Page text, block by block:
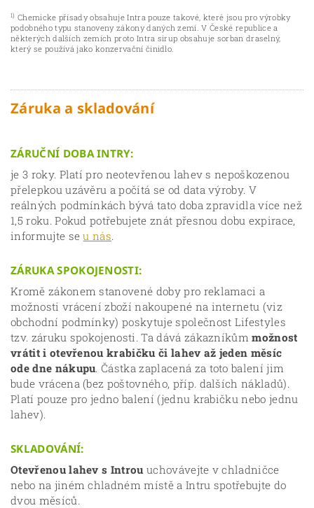
1) Chemicke přísady obsahuje Intra pouze takové, které jsou pro výrobky
podobného typu stanoveny zákony daných zemí. V České republice a
některých dalších zemích proto Intra sirup obsahuje sorban draselný,
který se používá jako konzervační činidlo.
Záruka a skladování
ZÁRUČNÍ DOBA INTRY:
je 3 roky. Platí pro neotevřenou lahev s nepoškozenou
přelepkou uzávěru a počítá se od data výroby. V
reálných podmínkách bývá tato doba zpravidla více než
1,5 roku. Pokud potřebujete znát přesnou dobu expirace,
informujte seu nás.
ZÁRUKA SPOKOJENOSTI:
Kromě zákonem stanovené doby pro reklamaci a
možnosti vrácení zboží nakoupené na internetu (viz
obchodní podmínky) poskytuje společnost Lifestyles
tzv. záruku spokojenosti. Ta dává zákazníkůmmožnost
vrátit i otevřenou krabičku či lahev až jeden měsíc
ode dne nákupu. Částka zaplacená za toto balení jim
bude vrácena (bez poštovného, příp. dalších nákladů).
Platí pouze pro jedno balení (jednu krabičku nebo jednu
lahev).
SKLADOVÁNÍ:
Otevřenou lahev s Introu uchovávejte v chladničce
nebo na jiném chladném místě a Intru spotřebujte do
dvou měsíců.